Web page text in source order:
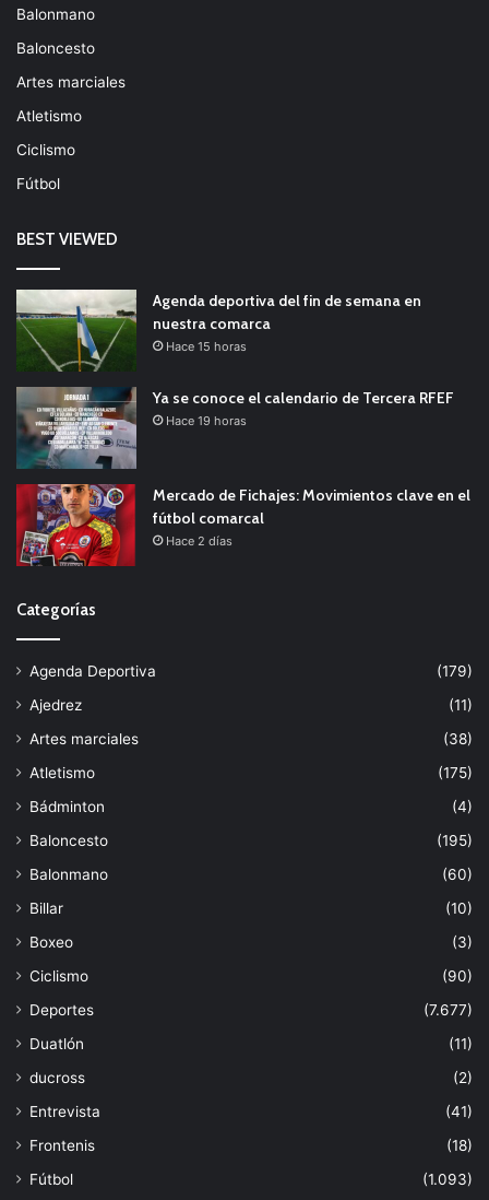
Balonmano
Baloncesto
Artes marciales
Atletismo
Ciclismo
Fútbol
BEST VIEWED
Agenda deportiva del fin de semana en
nuestra comarca
Hace 15 horas
Ya se conoce el calendario de Tercera RFEF
Hace 19 horas
Mercado de Fichajes: Movimientos clave en el
fútbol comarcal
Hace 2 días
Categorías
Agenda Deportiva
(179)
Ajedrez
(11)
Artes marciales
(38)
Atletismo
(175)
Bádminton
(4)
Baloncesto
(195)
Balonmano
(60)
Billar
(10)
Boxeo
(3)
Ciclismo
(90)
Deportes
(7.677)
Duatlón
(11)
ducross
(2)
Entrevista
(41)
Frontenis
(18)
Fútbol
(1.093)